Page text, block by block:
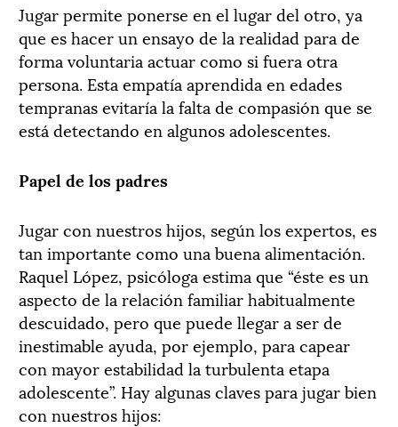
Jugar permite ponerse en el lugar del otro, ya
que es hacer un ensayo de la realidad para de
forma voluntaria actuar como si fuera otra
persona. Esta empatía aprendida en edades
tempranas evitaría la falta de compasión que se
está detectando en algunos adolescentes.
Papel de los padres
Jugar con nuestros hijos, según los expertos, es
tan importante como una buena alimentación.
Raquel López, psicóloga estima que “éste es un
aspecto de la relación familiar habitualmente
descuidado, pero que puede llegar a ser de
inestimable ayuda, por ejemplo, para capear
con mayor estabilidad la turbulenta etapa
adolescente”. Hay algunas claves para jugar bien
con nuestros hijos: